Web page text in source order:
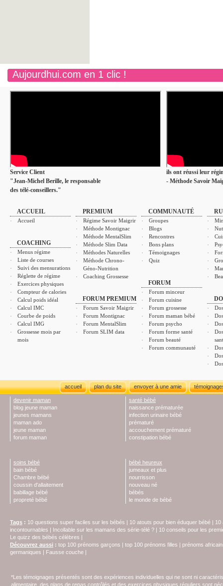
Aujourdhui.com en 1 clic !
Service Client
"Jean-Michel Berille, le responsable
des télé-conseillers."
ils ont réussi leur
- Méthode Savoir
ACCUEIL
Accueil
COACHING
Menus régime
Liste de courses
Suivi des mensurations
Réglette de régime
Exercices physiques
Compteur de calories
Calcul poids idéal
Calcul IMC
Courbe de poids
Calcul IMG
Grossesse mois par
mois
PREMIUM
Régime Savoir Maigrir
Méthode Montignac
Méthode MentalSlim
Méthode Slim Data
Méthodes Naturelles
Méthode Chrono-
Géno-Nutrition
Coaching Grossesse
FORUM PREMIUM
Forum Savoir Maigrir
Forum Montignac
Forum MentalSlim
Forum SLIM data
COMMUNAUTÉ
Groupes
Blogs
Rencontres
Bons plans
Témoignages
Quiz
FORUM
Forum minceur
Forum cuisine
Forum grossesse
Forum maman bébé
Forum psycho
Forum forme santé
Forum beauté
Forum communauté
accueil plan du site envoyer à une amie
devenir maman
blog jeune maman
jeunes mamans
maman ado
jeune maman
forum maman
santé bébé
naissance prématurée
infection urinaire bébé
prématuré
accouchement prématuré
constipation bébé
soins bébé
bain bébé
Chambre bébé
coussin d'allaitement
babillage bébé
propreté bébé
bébé heureux
jumeaux et plus
nourrisson
nouveau né
bébés
le monde de bébé
Tags : 10 questions super faciles sur les bébés | 10 atouts pour bien éduquer bébé | 10
incontournables | Incollable sur les mamans des série-télé ? | 10 conseils pour les
Le quizz des bébés célèbres |
Découvrez aussi : top 100 prénoms garçons | top 100 prénoms filles | prénoms
germaniques | Fausse couche |
*Les témoignages présentés sont des expériences individuelles qui ne sont ni
alimentaire, des plans de repas contrôlés et des exercices physiques réguliers sont